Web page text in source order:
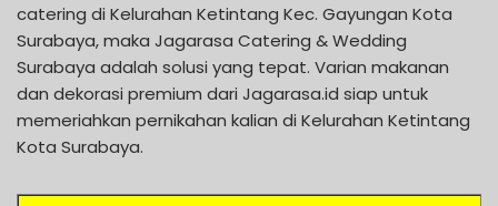
catering di Kelurahan Ketintang Kec. Gayungan Kota
Surabaya, maka Jagarasa Catering & Wedding
Surabaya adalah solusi yang tepat. Varian makanan
dan dekorasi premium dari Jagarasa.id siap untuk
memeriahkan pernikahan kalian di Kelurahan Ketintang
Kota Surabaya.